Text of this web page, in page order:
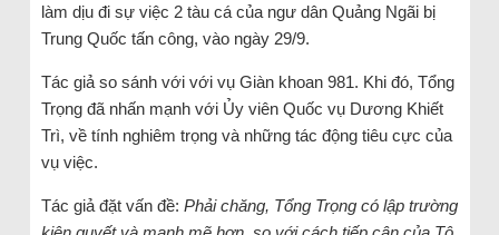
làm dịu đi sự việc 2 tàu cá của ngư dân Quảng Ngãi bị
Trung Quốc tấn công, vào ngày 29/9.
Tác giả so sánh với với vụ Giàn khoan 981. Khi đó, Tổng
Trọng đã nhấn mạnh với Ủy viên Quốc vụ Dương Khiết
Trì, về tính nghiêm trọng và những tác động tiêu cực của
vụ việc.
Tác giả đặt vấn đề: Phải chăng, Tổng Trọng có lập trường